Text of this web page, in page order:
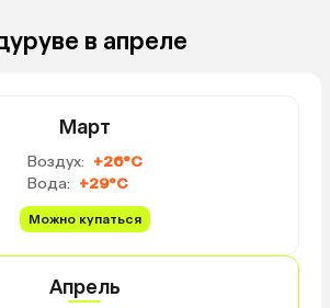
в апреле
Март
Воздух: +26°C
Вода: +29°C
Можно купаться
Апрель